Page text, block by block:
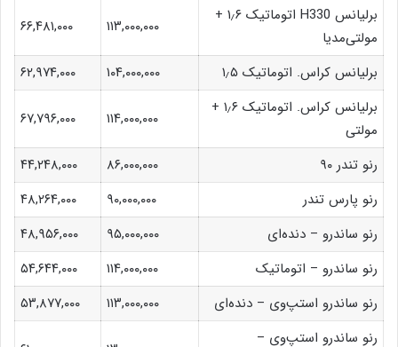
برلیانس H330 اتوماتیک ۱٫۶ +
مولتی‌مدیا
۱۱۳,۰۰۰,۰۰۰ ۶۶,۴۸۱,۰۰۰
برلیانس کراس. اتوماتیک ۱٫۵ ۱۰۴,۰۰۰,۰۰۰
۶۲,۹۷۴,۰۰۰
برلیانس کراس. اتوماتیک ۱٫۶ +
مولتی‌
۱۱۴,۰۰۰,۰۰۰ ۶۷,۷۹۶,۰۰۰
رنو تندر ۹۰ ۸۶,۰۰۰,۰۰۰
۴۴,۲۴۸,۰۰۰
رنو پارس تندر
۹۰,۰۰۰,۰۰۰
۴۸,۲۶۴,۰۰۰
رنو ساندرو – دنده‌ای
۹۵,۰۰۰,۰۰۰
۴۸,۹۵۶,۰۰۰
رنو ساندرو – اتوماتیک
۱۱۴,۰۰۰,۰۰۰
۵۴,۶۴۴,۰۰۰
رنو ساندرو استپ‌وی – دنده‌ای
۱۱۳,۰۰۰,۰۰۰
۵۳,۸۷۷,۰۰۰
رنو ساندرو استپ‌وی –